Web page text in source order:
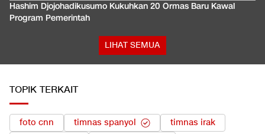
Hashim Djojohadikusumo Kukuhkan 20 Ormas Baru Kawal
Program Pemerintah
LIHAT SEMUA
TOPIK TERKAIT
foto cnn timnas spanyol
timnas irak